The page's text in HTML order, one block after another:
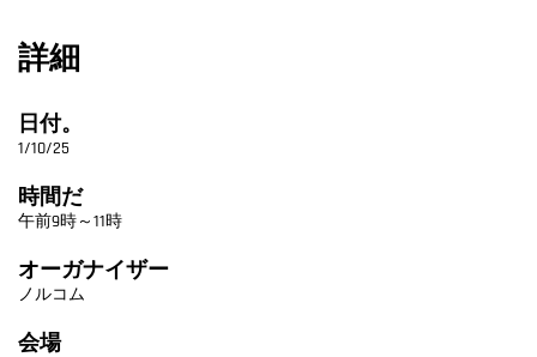
詳細
日付。
1/10/25
時間だ
午前9時～11時
オーガナイザー
ノルコム
会場